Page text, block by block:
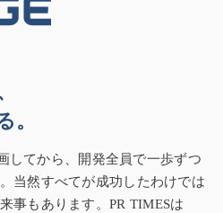
。
してから、開発全員で一歩ずつ
当然すべてが成功したわけでは
事もあります。PR TIMESは